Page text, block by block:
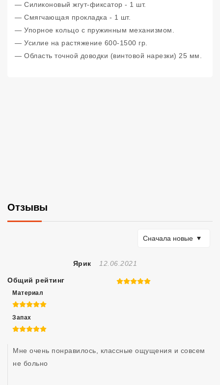
— Силиконовый жгут-фиксатор - 1 шт.
— Смягчающая прокладка - 1 шт.
— Упорное кольцо с пружинным механизмом.
— Усилие на растяжение 600-1500 гр.
— Область точной доводки (винтовой нарезки) 25 мм.
Отзывы
Сортировать по
Сначала новые
Ярик Отзыв Создан
12.06.2021
Общий рейтинг 5 из 5
Материал
5 из 5
Запах
5 из 5
Мне очень понравилось, классные ощущения и совсем
не больно